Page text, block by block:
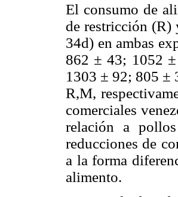
El consumo de
de restricción (R)
34d) en ambas
862 ± 43; 1052
1303 ± 92; 805 ±
R,M,
comerciales
relación a
reducciones de
a la forma
alimento.